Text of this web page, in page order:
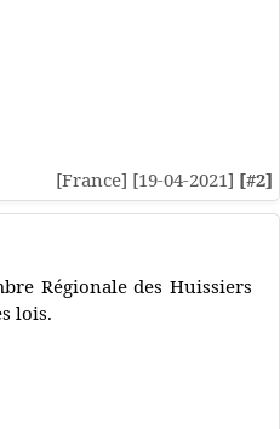
[France] [19-04-2021] [#2]
Régionale des Huissiers
lois.